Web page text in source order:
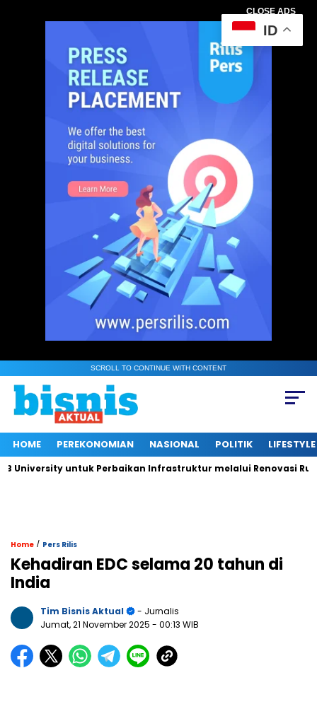
CLOSE ADS
SCROLL TO CONTINUE WITH CONTENT
HOME PEREKONOMIAN NASIONAL POLITIK LIFESTYLE
untuk Perbaikan Infrastruktur melalui Renovasi Ruang
Home / Pers Rilis
Kehadiran EDC selama 20 tahun di
India
Tim Bisnis Aktual
- Jurnalis
Jumat, 21 November 2025 - 00:13 WIB
ID